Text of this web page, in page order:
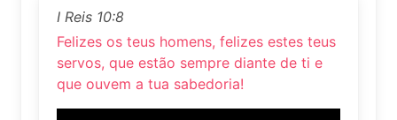
I Reis 10:8
Felizes os teus homens, felizes estes teus
servos, que estão sempre diante de ti e
que ouvem a tua sabedoria!